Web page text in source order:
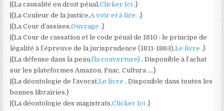
|{La causalité en droit pénal,Clicker Ici.}
|{La Couleur de la justice,A voir et à lire..}
|{La Cour d’assises,Ouvrage.}
|{La Cour de cassation et le code pénal de 1810 : le principe de
légalité à l’épreuve de la jurisprudence (1811-1863),Le livre.}
|{La défense dans la peau,(la couverture). Disponible à l’achat
sur les plateformes Amazon, Fnac, Cultura ….}
|{La déontologie de l’avocat,Le livre. Disponible dans toutes les
bonnes librairies.}
|{La déontologie des magistrats,Clicker Ici.}